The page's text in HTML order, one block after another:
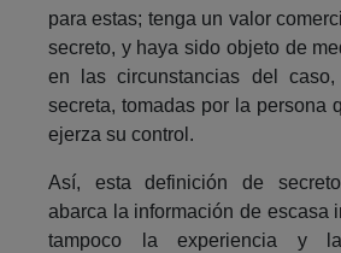
para estas; tenga un valor
secreto, y haya sido objeto de
en las circunstancias del caso,
secreta, tomadas por la persona
ejerza su control.
Así, esta definición de
abarca la información de escasa
tampoco la experiencia y